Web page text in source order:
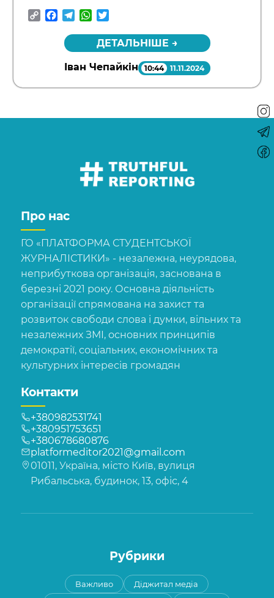
CopyFacebook
TelegramWhatsApp
ДЕТАЛЬНІШЕ →
Іван Чепайкін 10:44 11.11.2024
Про нас
ГО «ПЛАТФОРМА СТУДЕНТСЬКОЇ
ЖУРНАЛІСТИКИ» - незалежна, неурядова,
неприбуткова організація, заснована в
березні 2021 року. Основна діяльність
організації спрямована на захист та
розвиток свободи слова і думки, вільних та
незалежних ЗМІ, основних принципів
демократії, соціальних, економічних та
культурних інтересів громадян
Контакти
+380982531741
+380951753651
+380678680876
platformeditor2021@gmail.com
01011, Україна, місто Київ, вулиця
Рибальська, будинок, 13, офіс, 4
Рубрики
Важливо
Діджитал медіа